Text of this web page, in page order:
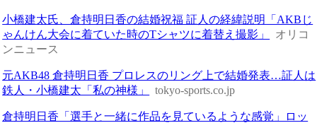
小橋建太氏、倉持明日香の結婚祝福 証人の経緯説明「AKBじ
ゃんけん大会に着ていた時のTシャツに着替え撮影」
オリコ
ンニュース
元AKB48 倉持明日香 プロレスのリング上で結婚発表…証人は
鉄人・小橋建太「私の神様」
tokyo-sports.co.jp
倉持明日香「選手と一緒に作品を見ているような感覚」ロッ